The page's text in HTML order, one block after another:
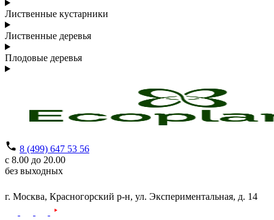
Лиственные кустарники
Лиственные деревья
Плодовые деревья
8 (499) 647 53 56
с 8.00 до 20.00
без выходных
г. Москва, Красногорский р-н, ул. Экспериментальная, д. 14